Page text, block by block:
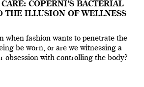
COPERNI’S BACTERIAL
THE ILLUSION OF WELLNESS
when fashion wants to penetrate the
be worn, or are we witnessing a
obsession with controlling the body?